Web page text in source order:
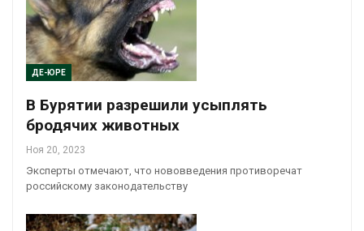
ДЕ-ЮРЕ
В Бурятии разрешили усыплять
бродячих животных
Ноя 20, 2023
Эксперты отмечают, что нововведения противоречат
российскому законодательству